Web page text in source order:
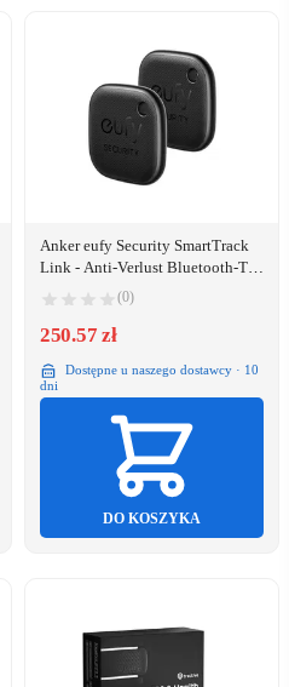
Anker eufy Security SmartTrack
Link - Anti-Verlust Bluetooth-Tag
fur Handy (Packung mit 2) - fur
Apple 10.2-inch iPad, 10.9-inch
iPad, 10.9-inch iPad Air, iPhone
(0)
250.57 zł
Dostępne u naszego dostawcy · 10
dni
DO KOSZYKA